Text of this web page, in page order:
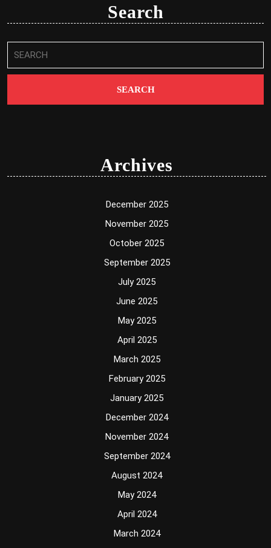
Search
for:
Archives
December 2025
November 2025
October 2025
September 2025
July 2025
June 2025
May 2025
April 2025
March 2025
February 2025
January 2025
December 2024
November 2024
September 2024
August 2024
May 2024
April 2024
March 2024